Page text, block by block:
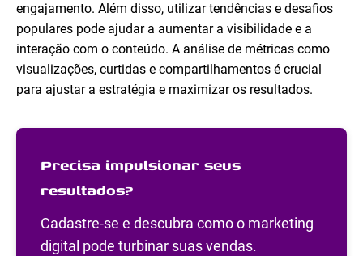
engajamento. Além disso, utilizar tendências e desafios
populares pode ajudar a aumentar a visibilidade e a
interação com o conteúdo. A análise de métricas como
visualizações, curtidas e compartilhamentos é crucial
para ajustar a estratégia e maximizar os resultados.
Precisa impulsionar seus
resultados?
Cadastre-se e descubra como o marketing
digital pode turbinar suas vendas.